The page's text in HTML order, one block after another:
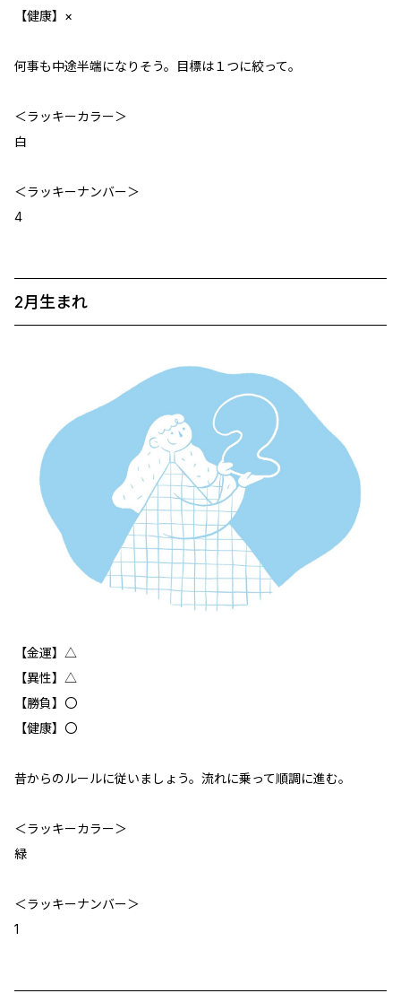
【健康】×
何事も中途半端になりそう。目標は１つに絞って。
＜ラッキーカラー＞
白
＜ラッキーナンバー＞
4
2月生まれ
【金運】△
【異性】△
【勝負】〇
【健康】〇
昔からのルールに従いましょう。流れに乗って順調に進む。
＜ラッキーカラー＞
緑
＜ラッキーナンバー＞
1